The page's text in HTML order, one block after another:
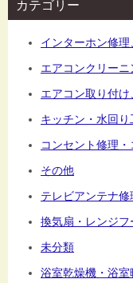
カテゴリー
インターホン修
エアコンクリーニ
エアコン取り付
キッチン・水回り
コンセント修理
その他
テレビアンテナ
換気扇・レンジ
未分類
浴室乾燥機・浴